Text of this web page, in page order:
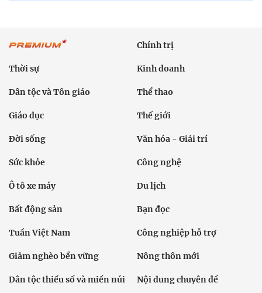
Chính trị
Thời sự Kinh doanh
Dân tộc và Tôn giáo Thể thao
Giáo dục Thế giới
Đời sống Văn hóa - Giải trí
Sức khỏe Công nghệ
Ô tô xe máy Du lịch
Bất động sản Bạn đọc
Tuần Việt Nam Công nghiệp hỗ trợ
Giảm nghèo bền vững Nông thôn mới
Dân tộc thiểu số và miền núi Nội dung chuyên đề